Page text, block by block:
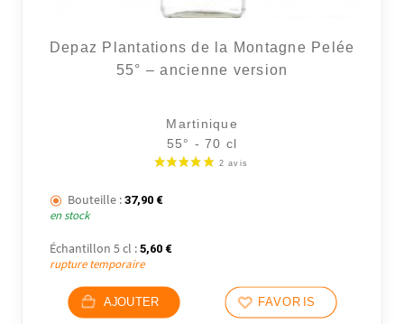
Depaz Plantations de la Montagne Pelée
55° – ancienne version
Martinique
55° - 70 cl
Bouteille : 37,90 €
en stock
Échantillon 5 cl : 5,60 €
rupture temporaire
AJOUTER FAVORIS